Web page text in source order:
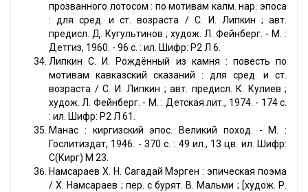
прозванного лотосом : по мотивам калм. нар. эпоса
: для сред. и ст. возраста / С. И. Липкин ; авт.
предисл. Д. Кугультинов ; худож. Л. Фейнберг. - М. :
Детгиз, 1960. - 96 с. : ил. Шифр: Р2 Л 6.
Липкин С. И. Рождённый из камня : повесть по
мотивам кавказский сказаний : для сред. и ст.
возраста / С. И. Липкин ; авт. предисл. К. Кулиев ;
худож. Л. Фейнберг. - М. : Детская лит., 1974. - 174 с.
: ил. Шифр: Р2 Л 61.
Манас : киргизский эпос. Великий поход. - М. :
Гослитиздат, 1946. - 370 с. : 49 ил., 13 цв. ил. Шифр:
С(Кирг) М 23.
Намсараев Х. Н. Сагадай Мэрген : эпическая поэма
/ Х. Намсараев ; пер. с бурят. В. Мальми ; [худож. Р.